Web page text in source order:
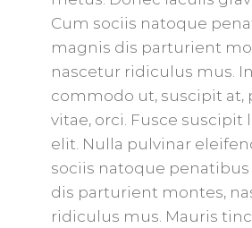
Cum sociis natoque
magnis dis parturient
nascetur ridiculus mus.
commodo ut, suscipit at,
vitae, orci. Fusce suscipit
elit. Nulla pulvinar
sociis natoque
dis parturient montes,
ridiculus mus. Mauris